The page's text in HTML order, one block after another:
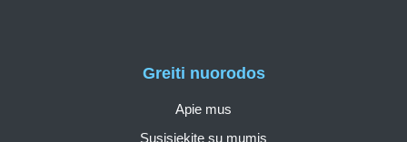
Greiti nuorodos
Apie mus
Susisiekite su mumis